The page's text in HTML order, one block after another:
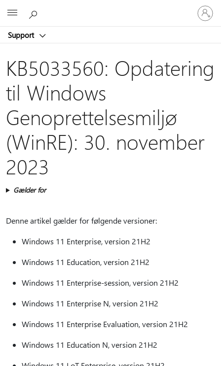
Support
Log
på
din
KB5033560: Opdatering
til Windows
Genoprettelsesmiljø
(WinRE): 30. november
2023
Gælder for
Denne artikel gælder for følgende versioner:
Windows 11 Enterprise, version 21H2
Windows 11 Education, version 21H2
Windows 11 Enterprise-session, version 21H2
Windows 11 Enterprise N, version 21H2
Windows 11 Enterprise Evaluation, version 21H2
Windows 11 Education N, version 21H2